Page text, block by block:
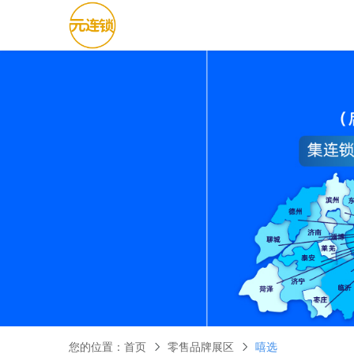
您的位置： 首页 零售品牌展区 嘻选